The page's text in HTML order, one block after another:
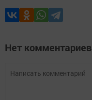
Нет комментариев